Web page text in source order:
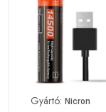
Gyártó: Nicron